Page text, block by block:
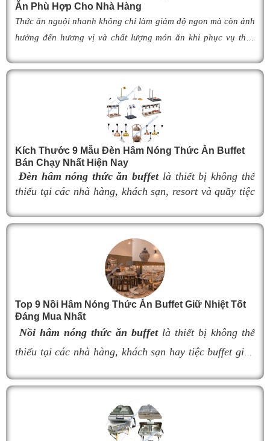
Ăn Phù Hợp Cho Nhà Hàng
Thức ăn nguội nhanh không chỉ làm giảm độ ngon mà còn ảnh
hưởng đến hương vị và chất lượng món ăn khi phục vụ thực
thành giải pháp được nhiều nhà hàng, khách sạn và khu nghỉ
dưỡng lựa chọn nhờ khả năng giữ cho món ăn luôn ấm nóng,
thơm ngon như vừa mới chế biến. Vậy
tạo như thế nào, hoạt động ra sao và làm thế nào để lựa chọn
èn hâm nóng thức ănphù hợp, giúp tối ưu hiệu
quả giữ nhiệt cũng như nâng cao tính chuyên nghiệp cho
không gian buffet? Hãy cùng tìm hiểu ngay trong bài viết dưới
Kích Thước 9 Mẫu Đèn Hâm Nóng Thức Ăn Buffet
Bán Chạy Nhất Hiện Nay
Đèn hâm nóng thức ăn buffetlà thiết bị không thể
thiếu tại các nhà hàng, khách sạn, resort và quầy tiệc
món ăn luôn nóng hổi, thơm ngon trong suốt thời gian
phục vụ, đèn hâm buffet còn góp phần nâng cao tính
thẩm mỹ và tạo nên sự sang trọng cho khu vực trưng
Tuy nhiên, việc lựa chọnđèn hâm buffet
thước không phù hợp có thể làm giảm hiệu quả giữ
nhiệt, ảnh hưởng đến khả năng bố trí không gian và
tính thẩm mỹ của quầy buffet. Trong bài viết này, hãy
cùng tìm hiểu kích thước 9 mẫu đèn hâm nóng thức
ăn buffet bán chạy nhất hiện nay để dễ dàng lựa chọn
gian lắp đặt.
Top 9 Nồi Hâm Nóng Thức Ăn Buffet Giữ Nhiệt Tốt
Đáng Mua Nhất
Nồi hâm nóng thức ăn buffet là thiết bị không thể
thiếu tại các nhà hàng, khách sạn hay tiệc buffet giúp
thực khách. Tuy nhiên, nếu lựa chọn nồi hâm kém
chất lượng, khả năng giữ nhiệt kém sẽ khiến thức ăn
nhanh nguội, làm giảm hương vị món ăn và ảnh